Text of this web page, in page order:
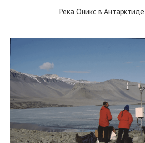
Река Оникс в Антарктиде